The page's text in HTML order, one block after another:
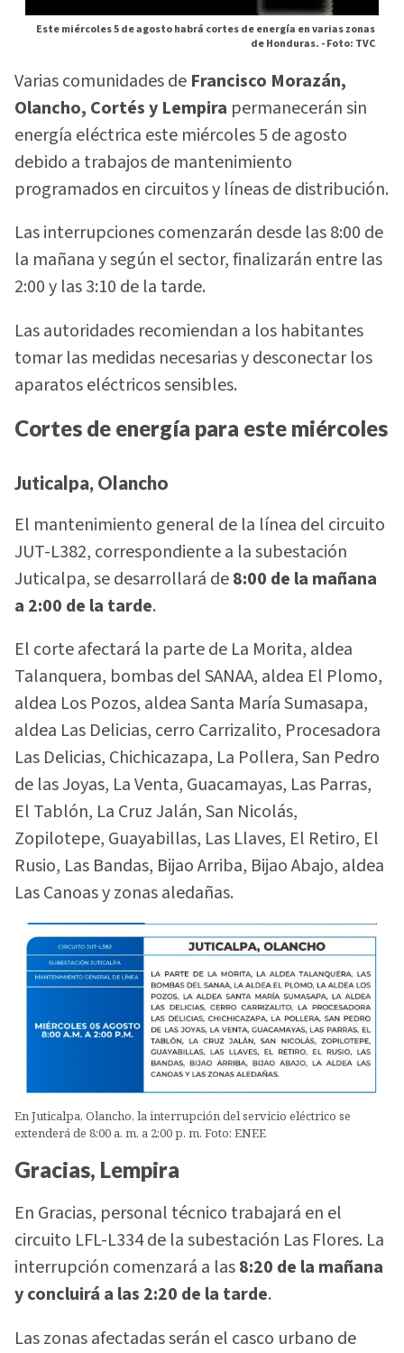
Este miércoles 5 de agosto habrá cortes de energía en varias zonas
de Honduras. -Foto: TVC
Varias comunidades de Francisco Morazán,
Olancho, Cortés y Lempira permanecerán sin
energía eléctrica este miércoles 5 de agosto
debido a trabajos de mantenimiento
programados en circuitos y líneas de distribución.
Las interrupciones comenzarán desde las 8:00 de
la mañana y según el sector, finalizarán entre las
2:00 y las 3:10 de la tarde.
Las autoridades recomiendan a los habitantes
tomar las medidas necesarias y desconectar los
aparatos eléctricos sensibles.
Cortes de energía para este miércoles
Juticalpa, Olancho
El mantenimiento general de la línea del circuito
JUT-L382, correspondiente a la subestación
Juticalpa, se desarrollará de8:00 de la mañana
a 2:00 de la tarde.
El corte afectará la parte de La Morita, aldea
Talanquera, bombas del SANAA, aldea El Plomo,
aldea Los Pozos, aldea Santa María Sumasapa,
aldea Las Delicias, cerro Carrizalito, Procesadora
Las Delicias, Chichicazapa, La Pollera, San Pedro
de las Joyas, La Venta, Guacamayas, Las Parras,
El Tablón, La Cruz Jalán, San Nicolás,
Zopilotepe, Guayabillas, Las Llaves, El Retiro, El
Rusio, Las Bandas, Bijao Arriba, Bijao Abajo, aldea
Las Canoas y zonas aledañas.
En Juticalpa, Olancho, la interrupción del servicio eléctrico se
extenderá de 8:00 a. m. a 2:00 p. m. Foto: ENEE
Gracias, Lempira
En Gracias, personal técnico trabajará en el
circuito LFL-L334 de la subestación Las Flores. La
interrupción comenzará a las8:20 de la mañana
y concluirá a las 2:20 de la tarde.
Las zonas afectadas serán el casco urbano de